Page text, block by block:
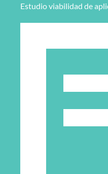
Estudio viabilidad de